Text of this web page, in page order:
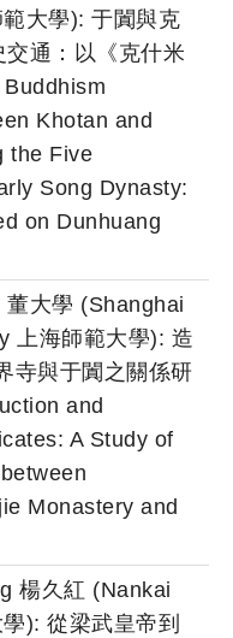
大學): 于闐與克
通：以《克什米
Khotan and
the Five
Song Dynasty:
on Dunhuang
大學 (Shanghai
上海師範大學): 造
寺與于闐之關係研
and
A Study of
Monastery and
楊久紅 (Nankai
): 從梁武皇帝到